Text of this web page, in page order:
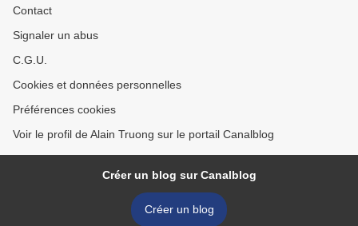
Contact
Signaler un abus
C.G.U.
Cookies et données personnelles
Préférences cookies
Voir le profil de Alain Truong sur le portail Canalblog
Créer un blog sur Canalblog
Créer un blog